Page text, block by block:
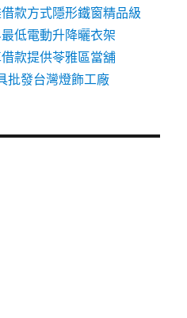
款方式隱形鐵窗精品級
低電動升降曬衣架
款提供苓雅區當舖
批發台灣燈飾工廠